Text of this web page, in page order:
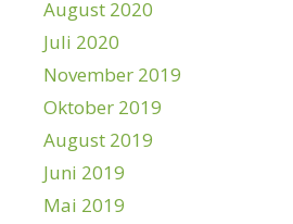
August 2020
Juli 2020
November 2019
Oktober 2019
August 2019
Juni 2019
Mai 2019